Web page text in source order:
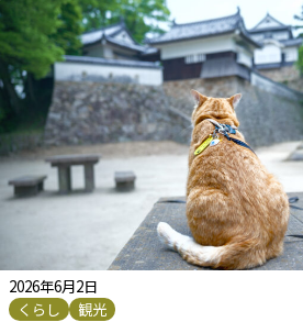
2026年6月2日
くらし
観光